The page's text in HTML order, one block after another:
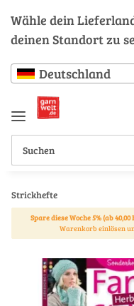
Wähle dein
deinen Standort zu
Deutschland
Strickhefte
Spare diese Woche 5% (ab
Warenkorb einlösen